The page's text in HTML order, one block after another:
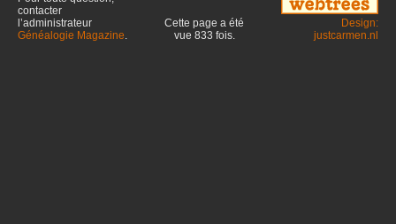
contacter
l’administrateur
Généalogie Magazine.
Cette page a été
vue 833 fois.
Design:
justcarmen.nl